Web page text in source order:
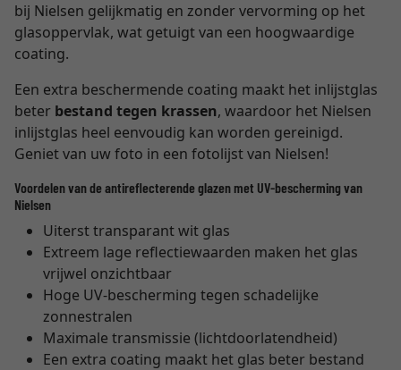
bij Nielsen gelijkmatig en zonder vervorming op het
glasoppervlak, wat getuigt van een hoogwaardige
coating.
Een extra beschermende coating maakt het inlijstglas
beter bestand tegen krassen, waardoor het Nielsen
inlijstglas heel eenvoudig kan worden gereinigd.
Geniet van uw foto in een fotolijst van Nielsen!
Voordelen van de antireflecterende glazen met UV-bescherming van
Nielsen
Uiterst transparant wit glas
Extreem lage reflectiewaarden maken het glas
vrijwel onzichtbaar
Hoge UV-bescherming tegen schadelijke
zonnestralen
Maximale transmissie (lichtdoorlatendheid)
Een extra coating maakt het glas beter bestand